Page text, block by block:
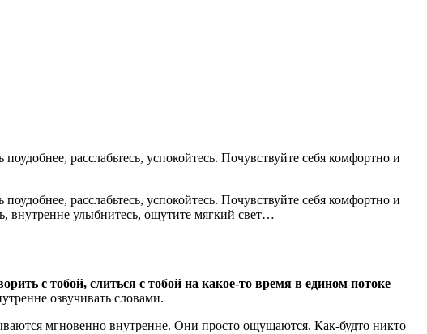
расслабьтесь, успокойтесь. Почувствуйте себя комфортно и
расслабьтесь, успокойтесь. Почувствуйте себя комфортно и
внутренне улыбнитесь, ощутите мягкий свет…
с тобой, слиться с тобой на какое-то время в едином потоке
озвучивать словами.
мгновенно внутренне. Они просто ощущаются. Как-будто никто